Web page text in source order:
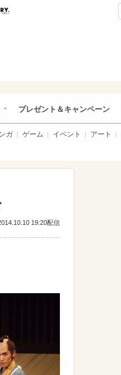
プレゼント＆キャンペーン
ガ ゲーム イベント アート
19:20配信